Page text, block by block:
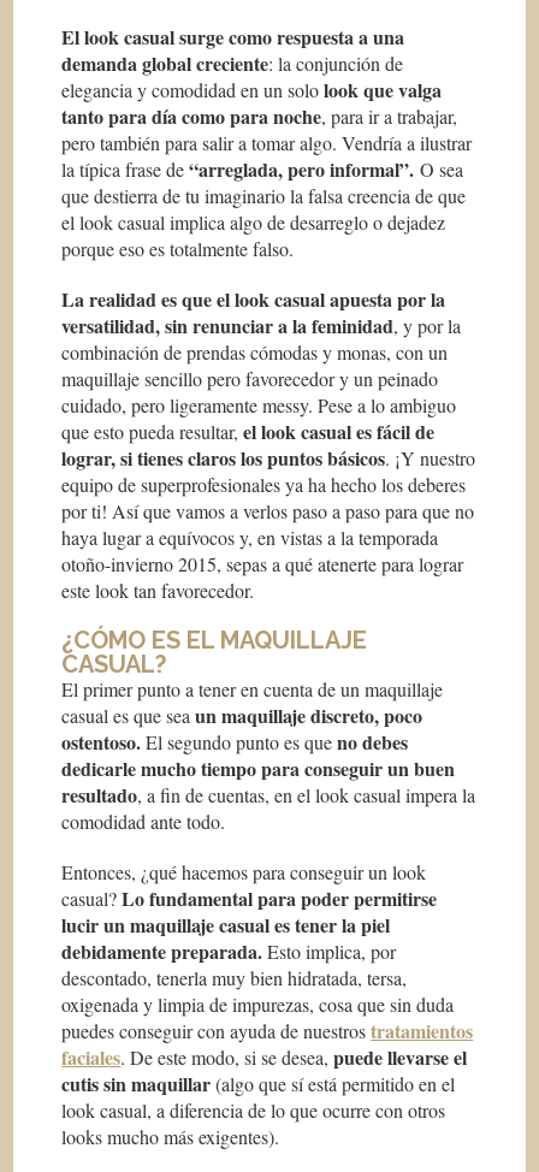
El look casual surge como respuesta a una
demanda global creciente: la conjunción de
elegancia y comodidad en un sololook que valga
tanto para día como para noche, para ir a trabajar,
pero también para salir a tomar algo. Vendría a ilustrar
la típica frase de“arreglada, pero informal”.O sea
que destierra de tu imaginario la falsa creencia de que
el look casual implica algo de desarreglo o dejadez
porque eso es totalmente falso.
La realidad es que el look casual apuesta por la
versatilidad, sin renunciar a la feminidad, y por la
combinación de prendas cómodas y monas, con un
maquillaje sencillo pero favorecedor y un peinado
cuidado, pero ligeramente messy. Pese a lo ambiguo
que esto pueda resultar,el look casual es fácil de
lograr, si tienes claros los puntos básicos. ¡Y nuestro
equipo de superprofesionales ya ha hecho los deberes
por ti! Así que vamos a verlos paso a paso para que no
haya lugar a equívocos y, en vistas a la temporada
otoño-invierno 2015, sepas a qué atenerte para lograr
este look tan favorecedor.
¿CÓMO ES EL MAQUILLAJE
CASUAL?
El primer punto a tener en cuenta de un maquillaje
casual es que seaun maquillaje discreto, poco
ostentoso.El segundo punto es queno debes
dedicarle mucho tiempo para conseguir un buen
resultado, a fin de cuentas, en el look casual impera la
comodidad ante todo.
Entonces, ¿qué hacemos para conseguir un look
casual?Lo fundamental para poder permitirse
lucir un maquillaje casual es tener la piel
debidamente preparada.Esto implica, por
descontado, tenerla muy bien hidratada, tersa,
oxigenada y limpia de impurezas, cosa que sin duda
puedes conseguir con ayuda de nuestrostratamientos
faciales. De este modo, si se desea,puede llevarse el
cutis sin maquillar(algo que sí está permitido en el
look casual, a diferencia de lo que ocurre con otros
looks mucho más exigentes).